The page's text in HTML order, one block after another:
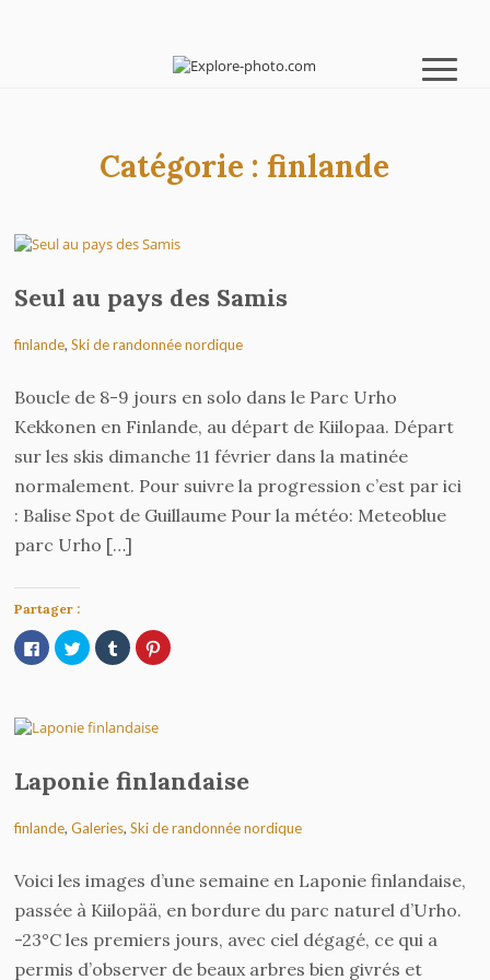
Catégorie :finlande
Seul au pays des Samis
finlande,Ski de randonnée nordique
Boucle de 8-9 jours en solo dans le Parc Urho
Kekkonen en Finlande, au départ de Kiilopaa. Départ
sur les skis dimanche 11 février dans la matinée
normalement. Pour suivre la progression c’est par ici
: Balise Spot de Guillaume Pour la météo: Meteoblue
parc Urho […]
Partager :
Cliquez
pour
partager
une
nouvelle
Cliquez
pour
partager
une
nouvelle
Cliquez
pour
partager
une
nouvelle
Cliquez
pour
Laponie finlandaise
finlande,Galeries,Ski de randonnée nordique
Voici les images d’une semaine en Laponie finlandaise,
passée à Kiilopää, en bordure du parc naturel d’Urho.
-23°C les premiers jours, avec ciel dégagé, ce qui a
permis d’observer de beaux arbres bien givrés et